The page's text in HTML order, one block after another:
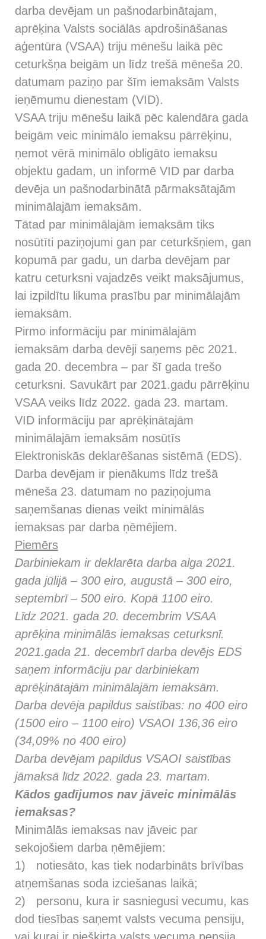
darba devējam un pašnodarbinātajam,
aprēķina Valsts sociālās apdrošināšanas
aģentūra (VSAA) triju mēnešu laikā pēc
ceturkšņa beigām un līdz trešā mēneša 20.
datumam paziņo par šīm iemaksām Valsts
ieņēmumu dienestam (VID).
VSAA triju mēnešu laikā pēc kalendāra gada
beigām veic minimālo iemaksu pārrēķinu,
ņemot vērā minimālo obligāto iemaksu
objektu gadam, un informē VID par darba
devēja un pašnodarbinātā pārmaksātajām
minimālajām iemaksām.
Tātad par minimālajām iemaksām tiks
nosūtīti paziņojumi gan par ceturkšņiem, gan
kopumā par gadu, un darba devējam par
katru ceturksni vajadzēs veikt maksājumus,
lai izpildītu likuma prasību par minimālajām
iemaksām.
Pirmo informāciju par minimālajām
iemaksām darba devēji saņems pēc 2021.
gada 20. decembra – par šī gada trešo
ceturksni. Savukārt par 2021.gadu pārrēķinu
VSAA veiks līdz 2022. gada 23. martam.
VID informāciju par aprēķinātajām
minimālajām iemaksām nosūtīs
Elektroniskās deklarēšanas sistēmā (EDS).
Darba devējam ir pienākums līdz trešā
mēneša 23. datumam no paziņojuma
saņemšanas dienas veikt minimālās
iemaksas par darba ņēmējiem.
Piemērs
Darbiniekam ir deklarēta darba alga 2021.
gada jūlijā – 300 eiro, augustā – 300 eiro,
septembrī – 500 eiro. Kopā 1100 eiro.
Līdz 2021. gada 20. decembrim VSAA
aprēķina minimālās iemaksas ceturksnī.
2021.gada 21. decembrī darba devējs EDS
saņem informāciju par darbiniekam
aprēķinātajām minimālajām iemaksām.
Darba devēja papildus saistības: no 400 eiro
(1500 eiro – 1100 eiro) VSAOI 136,36 eiro
(34,09% no 400 eiro)
Darba devējam papildus VSAOI saistības
jāmaksā līdz 2022. gada 23. martam.
Kādos gadījumos nav jāveic minimālās
iemaksas?
Minimālās iemaksas nav jāveic par
sekojošiem darba ņēmējiem:
1) notiesāto, kas tiek nodarbināts brīvības
atņemšanas soda izciešanas laikā;
2) personu, kura ir sasniegusi vecumu, kas
dod tiesības saņemt valsts vecuma pensiju,